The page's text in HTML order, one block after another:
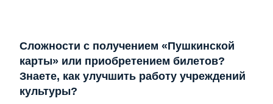
Сложности с получением «Пушкинской
карты» или приобретением билетов?
Знаете, как улучшить работу учреждений
культуры?